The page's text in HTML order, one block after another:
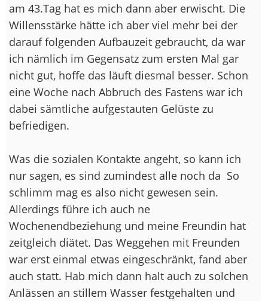
am 43.Tag hat es mich dann aber erwischt. Die
Willensstärke hätte ich aber viel mehr bei der
darauf folgenden Aufbauzeit gebraucht, da war
ich nämlich im Gegensatz zum ersten Mal gar
nicht gut, hoffe das läuft diesmal besser. Schon
eine Woche nach Abbruch des Fastens war ich
dabei sämtliche aufgestauten Gelüste zu
befriedigen.
Was die sozialen Kontakte angeht, so kann ich
nur sagen, es sind zumindest alle noch da So
schlimm mag es also nicht gewesen sein.
Allerdings führe ich auch ne
Wochenendbeziehung und meine Freundin hat
zeitgleich diätet. Das Weggehen mit Freunden
war erst einmal etwas eingeschränkt, fand aber
auch statt. Hab mich dann halt auch zu solchen
Anlässen an stillem Wasser festgehalten und